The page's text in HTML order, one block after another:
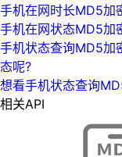
手机在网时长MD5加
手机在网状态MD5加
手机状态查询MD5加
态呢?
想看手机状态查询
相关API